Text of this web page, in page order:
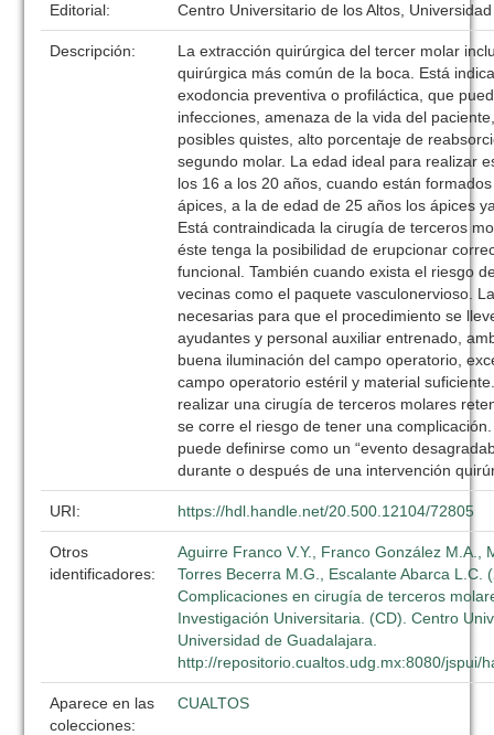
Editorial: Centro Universitario de los Altos,
Descripción:
La extracción quirúrgica del tercer molar
quirúrgica más común de la boca. Está
exodoncia preventiva o profiláctica, que
infecciones, amenaza de la vida del
posibles quistes, alto porcentaje de
segundo molar. La edad ideal para realizar
los 16 a los 20 años, cuando están
ápices, a la de edad de 25 años los ápices
Está contraindicada la cirugía de terceros
éste tenga la posibilidad de erupcionar
funcional. También cuando exista el riesgo
vecinas como el paquete vasculonervioso.
necesarias para que el procedimiento se
ayudantes y personal auxiliar entrenado,
buena iluminación del campo operatorio,
campo operatorio estéril y material
realizar una cirugía de terceros molares
se corre el riesgo de tener una
puede definirse como un “evento
durante o después de una intervención
URI: https://hdl.handle.net/20.500.12104/72805
Otros
identificadores:
Aguirre Franco V.Y., Franco González M.A.,
Torres Becerra M.G., Escalante Abarca L.C.
Complicaciones en cirugía de terceros
Investigación Universitaria. (CD). Centro
Universidad de Guadalajara.
http://repositorio.cualtos.udg.mx:8080/jspui/
Aparece en las
colecciones:
CUALTOS